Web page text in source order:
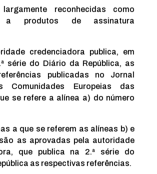
reconhecidas como
a produtos de assinatura
credenciadora publica, em
série do Diário da República, as
publicadas no Jornal
Comunidades Europeias das
se refere a alínea a) do número
a que se referem as alíneas b) e
as aprovadas pela autoridade
que publica na 2.ª série do
as respectivas referências.